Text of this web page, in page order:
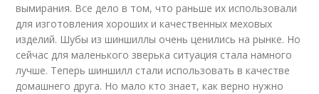
вымирания. Все дело в том, что раньше их использовали
для изготовления хороших и качественных меховых
изделий. Шубы из шиншиллы очень ценились на рынке. Но
сейчас для маленького зверька ситуация стала намного
лучше. Теперь шиншилл стали использовать в качестве
домашнего друга. Но мало кто знает, как верно нужно